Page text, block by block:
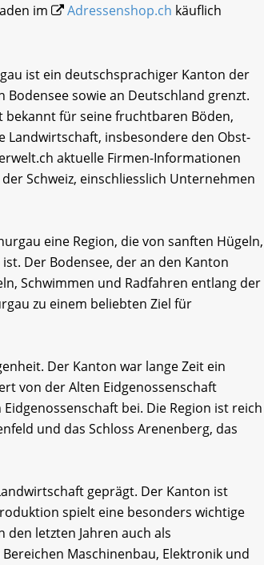
im
Adressenshop.ch käuflich
ist ein deutschsprachiger Kanton der
sowie an Deutschland grenzt.
bekannt für seine fruchtbaren Böden,
insbesondere den Obst-
aktuelle Firmen-Informationen
Schweiz, einschliesslich Unternehmen
eine Region, die von sanften Hügeln,
Der Bodensee, der an den Kanton
Schwimmen und Radfahren entlang der
zu einem beliebten Ziel für
Der Kanton war lange Zeit ein
von der Alten Eidgenossenschaft
bei. Die Region ist reich
und das Schloss Arenenberg, das
geprägt. Der Kanton ist
spielt eine besonders wichtige
letzten Jahren auch als
Maschinenbau, Elektronik und